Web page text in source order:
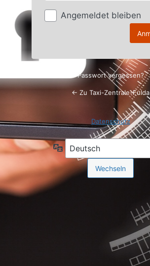
Angemeldet bleiben
Passwort vergessen?
← Zu Taxi-Zentrale-Fulda
Datenschutz
Sprache